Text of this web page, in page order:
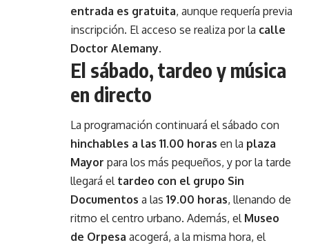
entrada es gratuita, aunque requería previa
inscripción. El acceso se realiza por la calle
Doctor Alemany.
El sábado, tardeo y música
en directo
La programación continuará el sábado con
hinchables a las 11.00 horas en la plaza
Mayor para los más pequeños, y por la tarde
llegará el tardeo con el grupo Sin
Documentos a las 19.00 horas, llenando de
ritmo el centro urbano. Además, el Museo
de Orpesa acogerá, a la misma hora, el